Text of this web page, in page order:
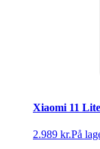
Xiaomi 11
2.989 kr.På